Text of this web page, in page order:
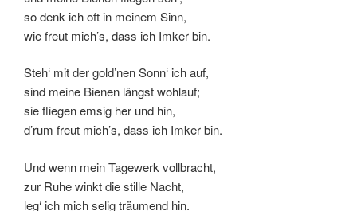
so denk ich oft in meinem Sinn,
wie freut mich’s, dass ich Imker bin.
Steh‘ mit der gold’nen Sonn‘ ich auf,
sind meine Bienen längst wohlauf;
sie fliegen emsig her und hin,
d’rum freut mich’s, dass ich Imker bin.
Und wenn mein Tagewerk vollbracht,
zur Ruhe winkt die stille Nacht,
leg‘ ich mich selig träumend hin.